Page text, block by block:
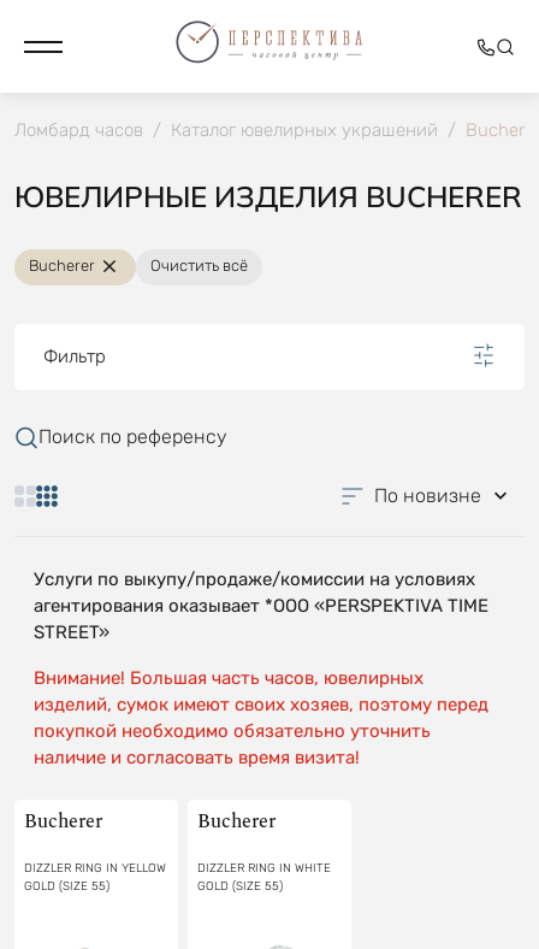
Ломбард часов / Каталог ювелирных украшений / Bucherer
ЮВЕЛИРНЫЕ ИЗДЕЛИЯ BUCHERER
Bucherer Очистить всё
Фильтр
Поиск по референсу
По новизне
Услуги по выкупу/продаже/комиссии на условиях
агентирования оказывает *OOO «PERSPEKTIVA TIME
STREET»
Внимание! Большая часть часов, ювелирных
изделий, сумок имеют своих хозяев, поэтому перед
покупкой необходимо обязательно уточнить
наличие и согласовать время визита!
Bucherer
DIZZLER RING IN YELLOW
GOLD (SIZE 55)
Bucherer
DIZZLER RING IN WHITE
GOLD (SIZE 55)